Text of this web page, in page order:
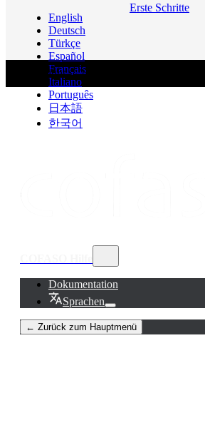
English
Deutsch
Türkçe
Español
Français
Italiano
Português
日本語
한국어
Dokumentation
Sprachen
← Zurück zum Hauptmenü
Erste Schritte
Copyright © 2026 cofaso Software. Alle